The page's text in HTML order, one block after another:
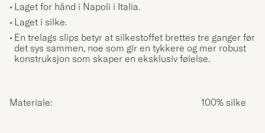
Laget for hånd i Napoli i Italia.
Laget i silke.
En trelags slips betyr at silkestoffet brettes tre ganger før
det sys sammen, noe som gir en tykkere og mer robust
konstruksjon som skaper en eksklusiv følelse.
Materiale: 100% silke